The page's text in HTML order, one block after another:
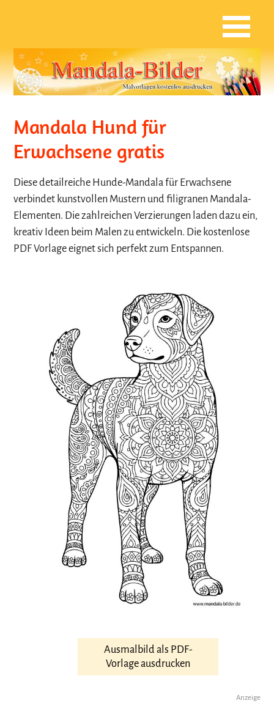
Mandala Hund für
Erwachsene gratis
Diese detailreiche Hunde-Mandala für Erwachsene
verbindet kunstvollen Mustern und filigranen Mandala-
Elementen. Die zahlreichen Verzierungen laden dazu ein,
kreativ Ideen beim Malen zu entwickeln. Die kostenlose
PDF Vorlage eignet sich perfekt zum Entspannen.
Ausmalbild als PDF-
Vorlage ausdrucken
Anzeige